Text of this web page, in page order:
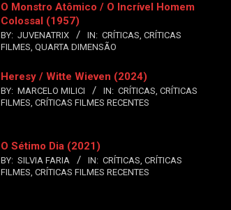
O Monstro Atômico / O Incrível Homem
Colossal (1957)
BY: JUVENATRIX IN: CRÍTICAS, CRÍTICAS
FILMES, QUARTA DIMENSÃO
Heresy / Witte Wieven (2024)
BY: MARCELO MILICI IN: CRÍTICAS, CRÍTICAS
FILMES, CRÍTICAS FILMES RECENTES
O Sétimo Dia (2021)
BY: SILVIA FARIA IN: CRÍTICAS, CRÍTICAS
FILMES, CRÍTICAS FILMES RECENTES